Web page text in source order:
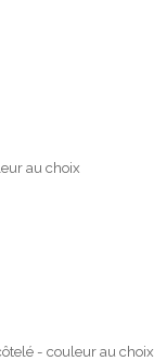
au choix
- couleur au choix